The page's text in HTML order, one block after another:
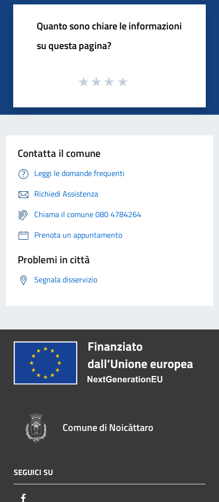
Quanto sono chiare le informazioni
su questa pagina?
Contatta il comune
Leggi le domande frequenti
Richiedi Assistenza
Chiama il comune 080 4784264
Prenota un appuntamento
Problemi in città
Segnala disservizio
Comune di Noicàttaro
SEGUICI SU